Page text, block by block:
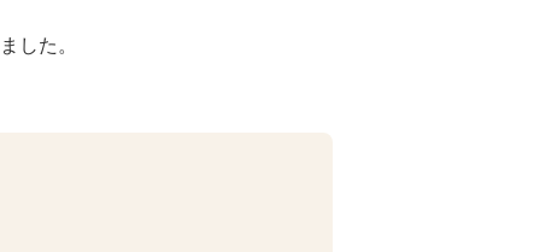
した。